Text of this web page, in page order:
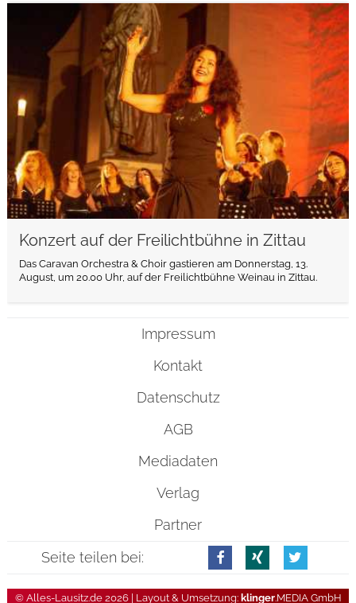
Konzert auf der Freilichtbühne in Zittau
Das Caravan Orchestra & Choir gastieren am Donnerstag, 13.
August, um 20.00 Uhr, auf der Freilichtbühne Weinau in Zittau.
weiterlesen
Impressum
Kontakt
Datenschutz
AGB
Mediadaten
Verlag
Partner
Seite teilen bei:
© Alles-Lausitz.de 2026 | Layout & Umsetzung: klinger.MEDIA GmbH